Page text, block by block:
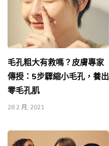
毛孔粗大有救嗎？皮膚專家
傳授：5步驟縮小毛孔，養出
零毛孔肌
28 2 月, 2021